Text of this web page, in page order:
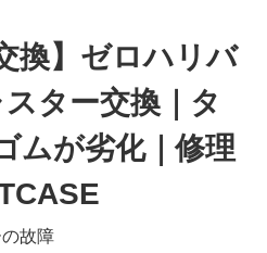
換】ゼロハリバ
ター交換｜タ
ムが劣化｜修理
故障